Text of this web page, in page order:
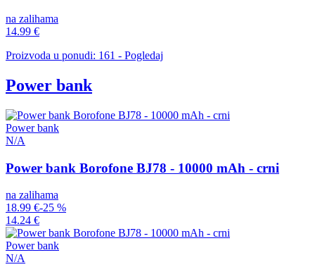
na zalihama
14.99 €
Proizvoda u ponudi: 161 - Pogledaj
Power bank
Power bank
N/A
Power bank Borofone BJ78 - 10000 mAh - crni
na zalihama
18.99 €-25 %
14.24 €
Power bank
N/A